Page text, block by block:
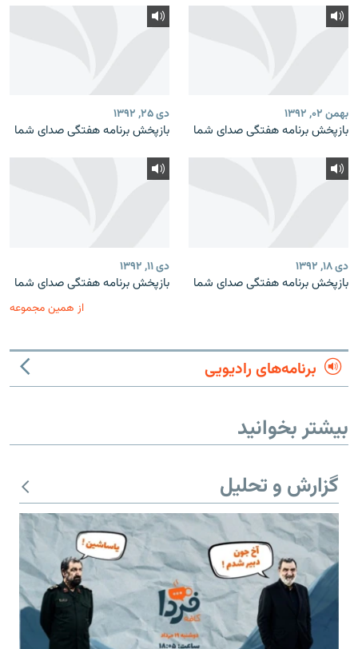
بهمن ۰۲, ۱۳۹۲
بازپخش برنامه‌ هفتگی صدای شما
دی ۲۵, ۱۳۹۲
بازپخش برنامه‌ هفتگی صدای شما
دی ۱۸, ۱۳۹۲
بازپخش برنامه‌ هفتگی صدای شما
دی ۱۱, ۱۳۹۲
بازپخش برنامه‌ هفتگی صدای شما
از همین مجموعه
برنامه‌های رادیویی
بیشتر بخوانید
گزارش و تحلیل